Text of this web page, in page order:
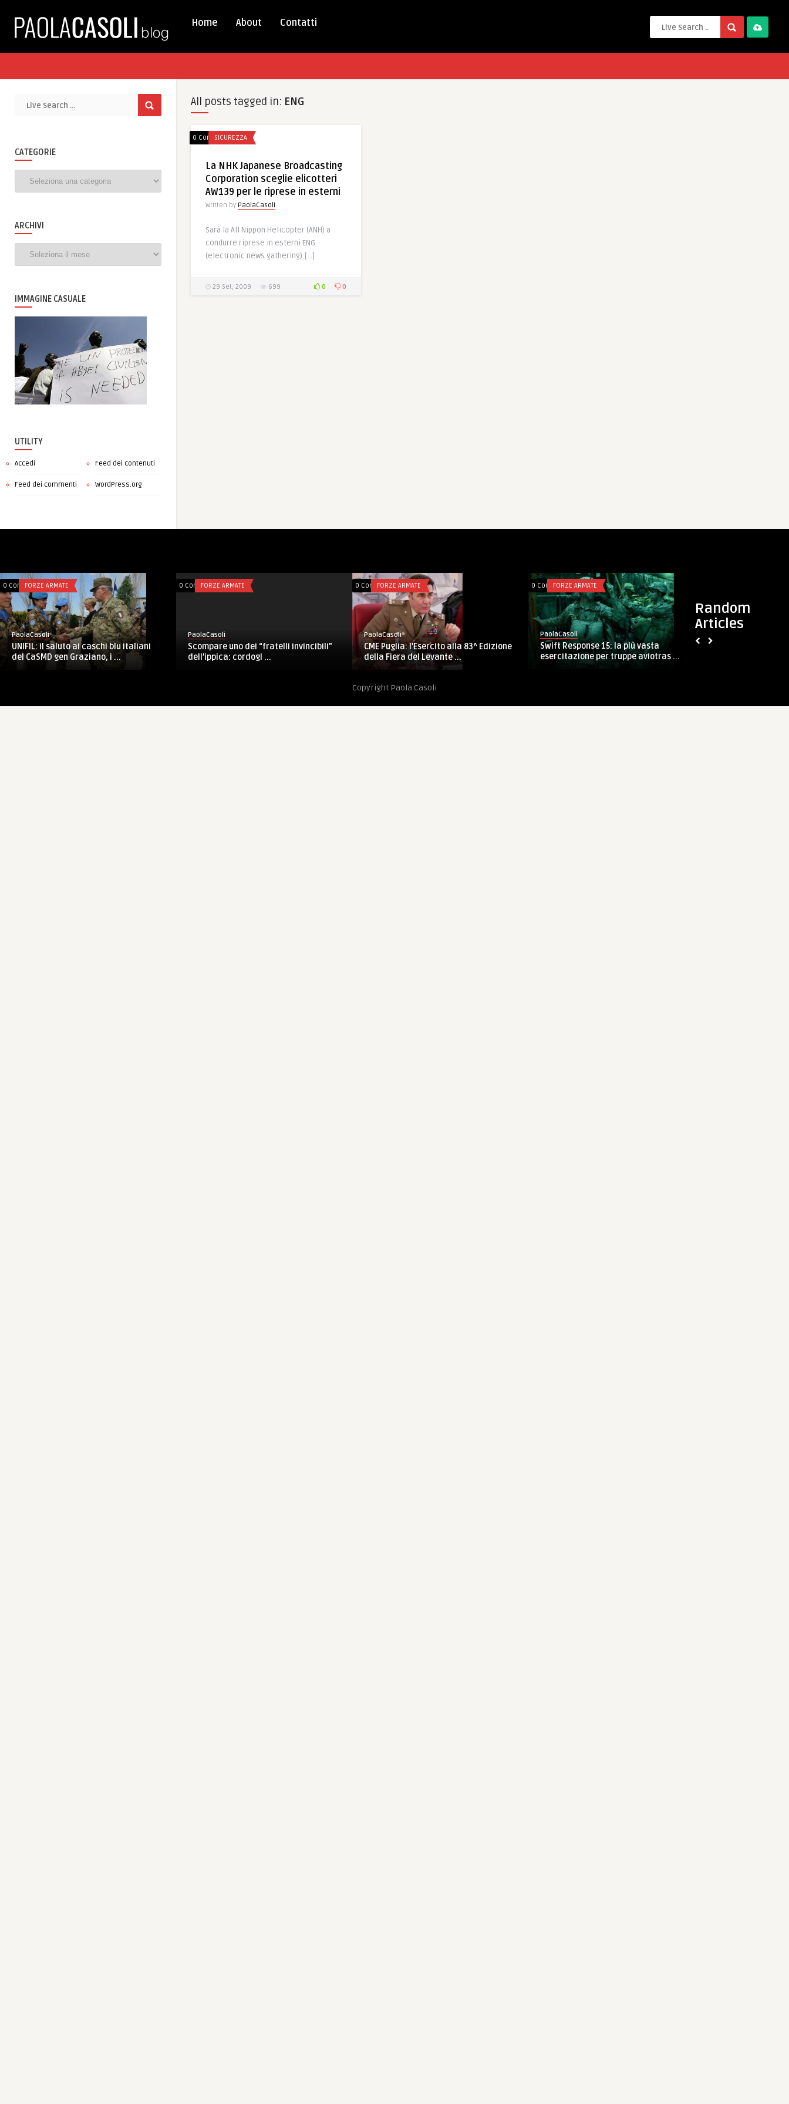
Home About Contatti
CATEGORIE
ARCHIVI
IMMAGINE CASUALE
UTILITY
Accedi Feed dei contenuti
Feed dei commenti WordPress.org
All posts tagged in: ENG
0 Comments
SICUREZZA
La NHK Japanese Broadcasting
Corporation sceglie elicotteri
AW139 per le riprese in esterni
Written by PaolaCasoli
Sarà la All Nippon Helicopter (ANH) a
condurre riprese in esterni ENG
(electronic news gathering) […]
29 Set, 2009 699 0 0
Random
Articles
0 CommentsFORZE ARMATE
PaolaCasoli
UNIFIL: il saluto ai caschi blu italiani
del CaSMD gen Graziano, i ...
0 CommentsFORZE ARMATE
PaolaCasoli
Scompare uno dei “fratelli invincibili”
dell’ippica: cordogl ...
0 CommentsFORZE ARMATE
PaolaCasoli
CME Puglia: l’Esercito alla 83^ Edizione
della Fiera del Levante ...
0 CommentsFORZE ARMATE
PaolaCasoli
Swift Response 15: la più vasta
esercitazione per truppe aviotras ...
Copyright Paola Casoli